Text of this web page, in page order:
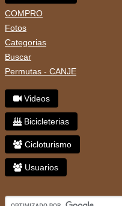
COMPRO
Fotos
Categorias
Buscar
Permutas - CANJE
Videos
Bicicleterias
Cicloturismo
Usuarios